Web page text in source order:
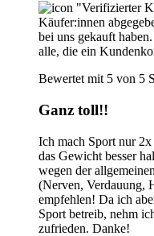
"Verifizierter
Käufer:innen
bei uns gekauft
alle, die ein
Bewertet mit 5 von 5
Ganz toll!!
Ich mach Sport nur
das Gewicht besser
wegen der
(Nerven, Verdauung,
empfehlen! Da ich
Sport betreib, nehm
zufrieden. Danke!